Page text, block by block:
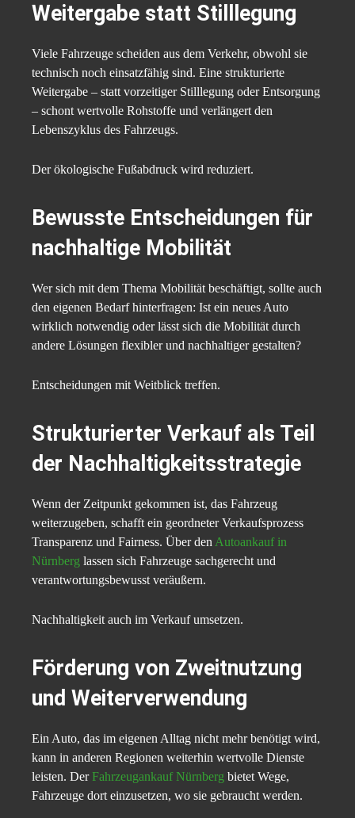
Weitergabe statt Stilllegung
Viele Fahrzeuge scheiden aus dem Verkehr, obwohl sie
technisch noch einsatzfähig sind. Eine strukturierte
Weitergabe – statt vorzeitiger Stilllegung oder Entsorgung
– schont wertvolle Rohstoffe und verlängert den
Lebenszyklus des Fahrzeugs.
Der ökologische Fußabdruck wird reduziert.
Bewusste Entscheidungen für
nachhaltige Mobilität
Wer sich mit dem Thema Mobilität beschäftigt, sollte auch
den eigenen Bedarf hinterfragen: Ist ein neues Auto
wirklich notwendig oder lässt sich die Mobilität durch
andere Lösungen flexibler und nachhaltiger gestalten?
Entscheidungen mit Weitblick treffen.
Strukturierter Verkauf als Teil
der Nachhaltigkeitsstrategie
Wenn der Zeitpunkt gekommen ist, das Fahrzeug
weiterzugeben, schafft ein geordneter Verkaufsprozess
Transparenz und Fairness. Über den Autoankauf in
Nürnberg lassen sich Fahrzeuge sachgerecht und
verantwortungsbewusst veräußern.
Nachhaltigkeit auch im Verkauf umsetzen.
Förderung von Zweitnutzung
und Weiterverwendung
Ein Auto, das im eigenen Alltag nicht mehr benötigt wird,
kann in anderen Regionen weiterhin wertvolle Dienste
leisten. DerFahrzeugankauf Nürnberg bietet Wege,
Fahrzeuge dort einzusetzen, wo sie gebraucht werden.